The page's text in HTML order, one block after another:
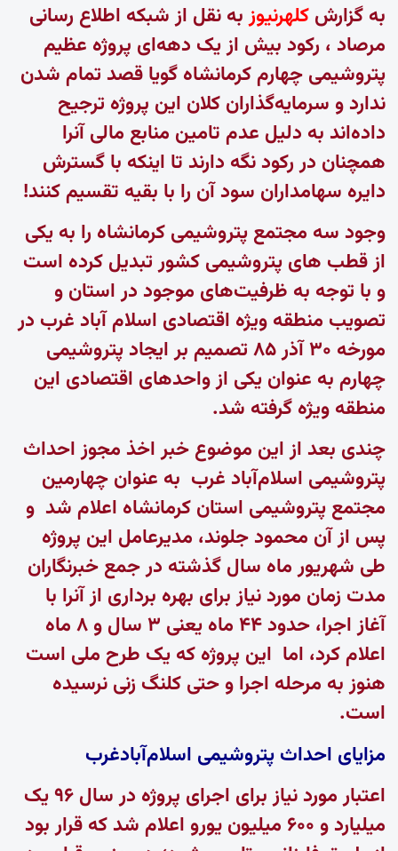
به گزارش کلهرنیوزبه نقل از شبکه اطلاع رسانی
مرصاد ، رکود بیش از یک دهه‌ای پروژه عظیم
پتروشیمی چهارم کرمانشاه گویا قصد تمام شدن
ندارد و سرمایه‌گذاران کلان این پروژه ترجیح
داده‌اند به دلیل عدم تامین منابع مالی آنرا
همچنان در رکود نگه دارند تا اینکه با گسترش
دایره سهامداران سود آن را با بقیه تقسیم کنند!
وجود سه مجتمع پتروشیمی کرمانشاه را به یکی
از قطب های پتروشیمی کشور تبدیل کرده است
و با توجه به ظرفیت‌های موجود در استان و
تصویب منطقه ویژه اقتصادی اسلام آباد غرب در
مورخه ۳۰ آذر ۸۵ تصمیم بر ایجاد پتروشیمی
چهارم به عنوان یکی از واحدهای اقتصادی این
منطقه ویژه گرفته شد.
چندی بعد از این موضوع خبر اخذ مجوز احداث
پتروشیمی اسلام‌آباد غرب به عنوان چهارمین
مجتمع پتروشیمی استان کرمانشاه اعلام شد و
پس از آن محمود جلوند، مدیرعامل این پروژه
طی شهریور ماه سال گذشته در جمع خبرنگاران
مدت زمان مورد نیاز برای بهره برداری از آنرا با
آغاز اجرا، حدود ۴۴ ماه یعنی ۳ سال و ۸ ماه
اعلام کرد، اما این پروژه که یک طرح ملی است
هنوز به مرحله اجرا و حتی کلنگ زنی نرسیده
است.
مزایای احداث پتروشیمی اسلام‌‌آبادغرب
اعتبار مورد نیاز برای اجرای پروژه در سال ۹۶ یک
میلیارد و ۶۰۰ میلیون یورو اعلام شد که قرار بود